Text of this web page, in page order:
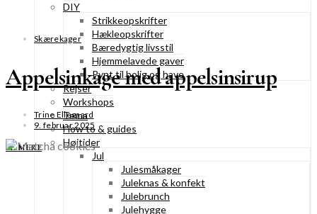
DIY
Strikkeopskrifter
Hækleopskrifter
Bæredygtig livsstil
Hjemmelavede gaver
Pynt til bolig og have
Rejser
Workshops
Tema
How to & guides
Højtider
Jul
Julesmåkager
Juleknas & konfekt
Julebrunch
Julehygge
Skærekager
Appelsinkage med appelsinsirup
Trine Ellegaard
9. februar 2025
SE MERE